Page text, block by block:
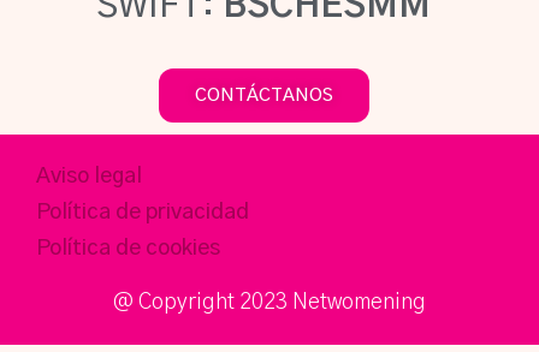
CONTÁCTANOS
Aviso legal
Política de privacidad
Política de cookies
@ Copyright 2023 Netwomening​